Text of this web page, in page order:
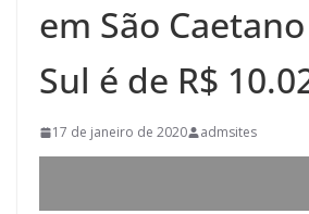
em São
Sul é de R$
17 de janeiro de 2020 admsites